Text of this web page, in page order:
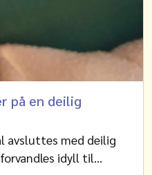
på en deilig
avsluttes med deilig
idyll til…